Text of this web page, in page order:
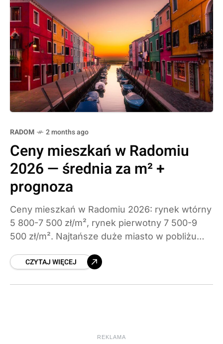
RADOM 2 months ago
Ceny mieszkań w Radomiu
2026 — średnia za m² +
prognoza
Ceny mieszkań w Radomiu 2026: rynek wtórny
5 800-7 500 zł/m², rynek pierwotny 7 500-9
500 zł/m². Najtańsze duże miasto w pobliżu
CZYTAJ WIĘCEJ
REKLAMA